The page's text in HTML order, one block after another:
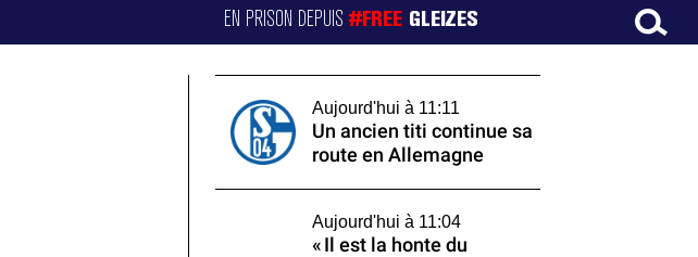
EN PRISON DEPUIS#FREE GLEIZES
Aujourd'hui à 11:11
Un ancien titi continue sa
route en Allemagne
Aujourd'hui à 11:04
« Il est la honte du